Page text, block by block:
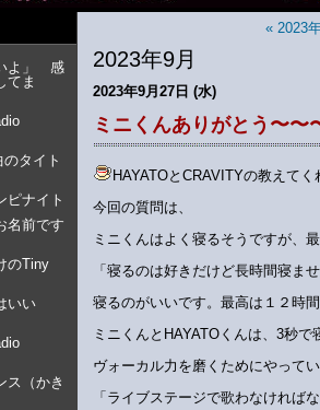
よ」 感
てま
タイト
ピナイト
名前です
のTiny
いい
ス（かき
« 2023
2023年9月
2023年9月27日 (水)
ミニくんありがとう〜〜
HAYATOとCRAVITYの教えて
今回の質問は、
ミニくんはよく寝るそうですが、
「寝るのは好きだけど長時間寝ま
寝るのがいいです。最高は１２時間
ミニくんとHAYATOくんは、3秒で
ヴォーカル力を磨くためにやって
「ライブステージで歌わなければ